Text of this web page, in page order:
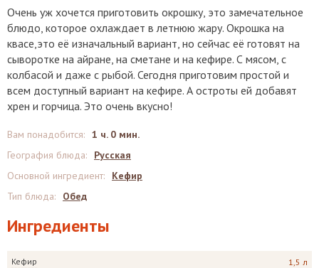
Очень уж хочется приготовить окрошку, это замечательное
блюдо, которое охлаждает в летнюю жару. Окрошка на
квасе,это её изначальный вариант, но сейчас её готовят на
сыворотке на айране, на сметане и на кефире. С мясом, с
колбасой и даже с рыбой. Сегодня приготовим простой и
всем доступный вариант на кефире. А остроты ей добавят
хрен и горчица. Это очень вкусно!
Ингредиенты
Кефир 1,5 л
Вам понадобится: 1 ч. 0 мин.
География блюда:
Русская
Основной ингредиент:
Кефир
Тип блюда: Обед